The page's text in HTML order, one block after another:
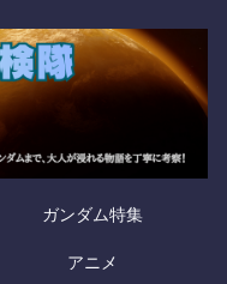
ガンダム特集
アニメ